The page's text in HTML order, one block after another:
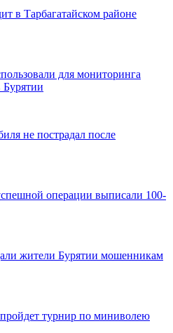
в Тарбагатайском районе
для мониторинга
Бурятии
не пострадал после
операции выписали 100-
жители Бурятии мошенникам
турнир по миниволею